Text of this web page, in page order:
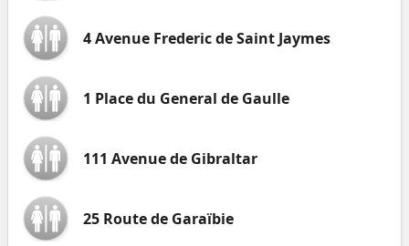
4 Avenue Frederic de Saint Jaymes
1 Place du General de Gaulle
111 Avenue de Gibraltar
25 Route de Garaïbie